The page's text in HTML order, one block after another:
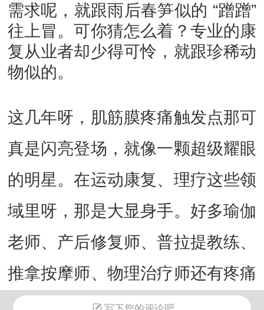
需求呢，就跟雨后春笋似的 “蹭蹭”
往上冒。可你猜怎么着？专业的康
复从业者却少得可怜，就跟珍稀动
物似的。
这几年呀，肌筋膜疼痛触发点那可
真是闪亮登场，就像一颗超级耀眼
的明星。在运动康复、理疗这些领
域里呀，那是大显身手。好多瑜伽
老师、产后修复师、普拉提教练、
推拿按摩师、物理治疗师还有疼痛
科医生，都纷纷把肌筋膜疼痛触发